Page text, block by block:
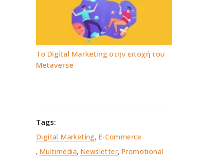
To Digital Marketing στην εποχή του
Metaverse
Tags:
Digital Marketing, E-Commerce
, Multimedia, Newsletter, Promotional